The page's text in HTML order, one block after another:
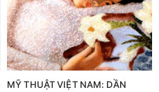
MỸ THUẬT VIỆT NAM: DẦN